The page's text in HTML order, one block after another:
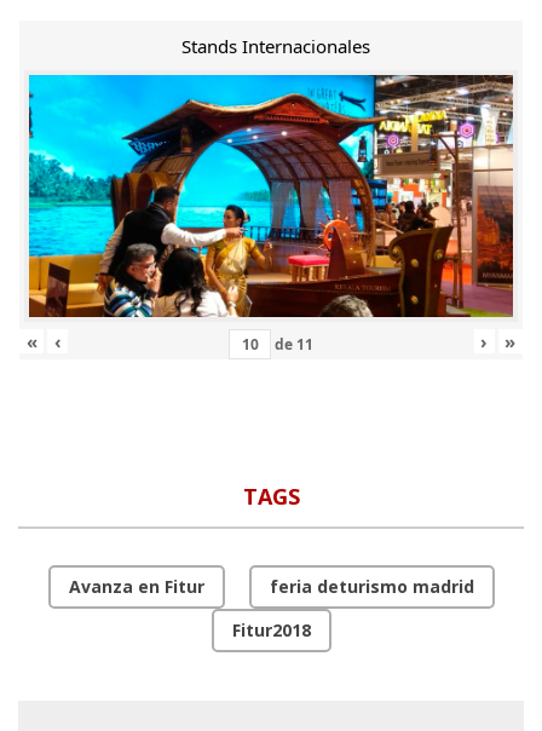
Stands Internacionales
« ‹ de 11 › »
TAGS
Avanza en Fitur
feria deturismo madrid
Fitur2018